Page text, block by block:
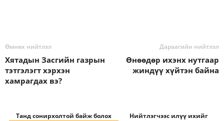
Өмнөх нийтлэл
Хятадын Засгийн газрын
тэтгэлэгт хэрхэн
хамрагдах вэ?
Дараагийн нийтлэл
Өнөөдөр ихэнх нутгаар
жиндүү хүйтэн байна
Танд сонирхолтой байж болох Нийтлэгчээс илүү ихийг